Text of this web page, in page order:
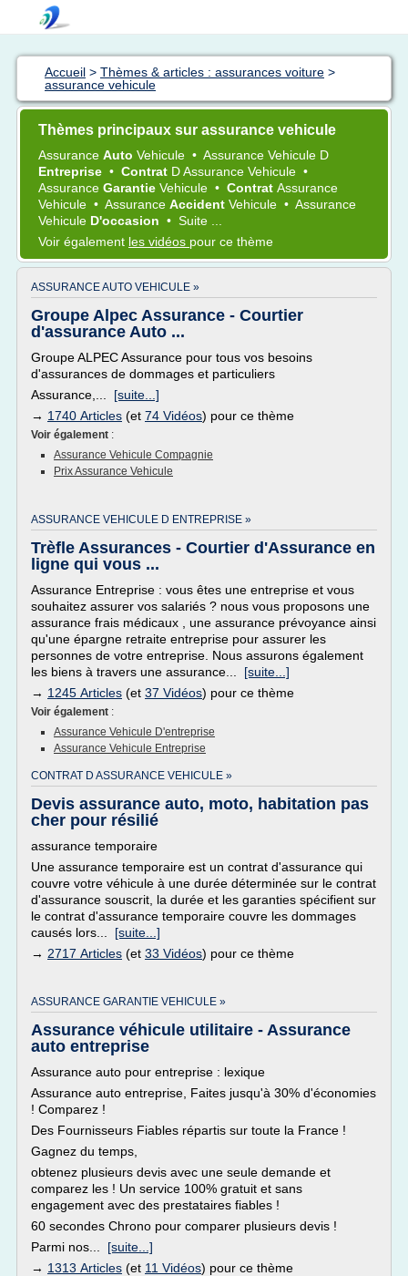
Accueil > Thèmes & articles : assurances voiture >
assurance vehicule
Thèmes principaux sur assurance vehicule
Assurance Auto Vehicule • Assurance Vehicule D
Entreprise • Contrat DAssurance Vehicule •
Assurance Garantie Vehicule • Contrat Assurance
Vehicule • Assurance Accident Vehicule • Assurance
Vehicule D'occasion • Suite ...
Voir également les vidéos pour ce thème
ASSURANCE AUTO VEHICULE »
Groupe Alpec Assurance - Courtier
d'assurance Auto ...
Groupe ALPEC Assurance pour tous vos besoins
d'assurances de dommages et particuliers
Assurance,... [suite...]
→ 1740 Articles (et 74 Vidéos) pour ce thème
Voir également :
Assurance Vehicule Compagnie
Prix Assurance Vehicule
ASSURANCE VEHICULE D ENTREPRISE »
Trèfle Assurances - Courtier d'Assurance en
ligne qui vous ...
Assurance Entreprise : vous êtes une entreprise et vous
souhaitez assurer vos salariés ? nous vous proposons une
assurance frais médicaux , une assurance prévoyance ainsi
qu'une épargne retraite entreprise pour assurer les
personnes de votre entreprise. Nous assurons également
les biens à travers une assurance... [suite...]
→ 1245 Articles (et 37 Vidéos) pour ce thème
Voir également :
Assurance Vehicule D'entreprise
Assurance Vehicule Entreprise
CONTRAT D ASSURANCE VEHICULE »
Devis assurance auto, moto, habitation pas
cher pour résilié
assurance temporaire
Une assurance temporaire est un contrat d'assurance qui
couvre votre véhicule à une durée déterminée sur le contrat
d'assurance souscrit, la durée et les garanties spécifient sur
le contrat d'assurance temporaire couvre les dommages
causés lors... [suite...]
→ 2717 Articles (et 33 Vidéos) pour ce thème
ASSURANCE GARANTIE VEHICULE »
Assurance véhicule utilitaire - Assurance
auto entreprise
Assurance auto pour entreprise : lexique
Assurance auto entreprise, Faites jusqu'à 30% d'économies
! Comparez !
Des Fournisseurs Fiables répartis sur toute la France !
Gagnez du temps,
obtenez plusieurs devis avec une seule demande et
comparez les ! Un service 100% gratuit et sans
engagement avec des prestataires fiables !
60 secondes Chrono pour comparer plusieurs devis !
Parmi nos... [suite...]
→ 1313 Articles (et 11 Vidéos) pour ce thème